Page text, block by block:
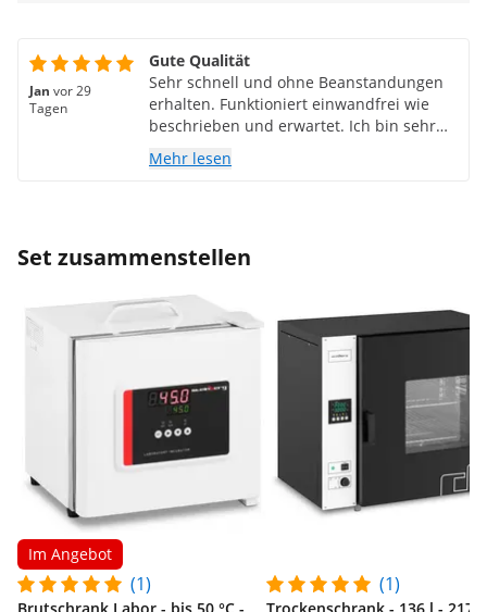
Jan vor 29
Tagen
Gute Qualität
Sehr schnell und ohne Beanstandungen
erhalten. Funktioniert einwandfrei wie
beschrieben und erwartet. Ich bin sehr
zufrieden mit meinem Kauf und kann das
Produkt weiterempfehlen… 👍🤟🤙
Mehr lesen
Set zusammenstellen
Im Angebot
(1) (1)